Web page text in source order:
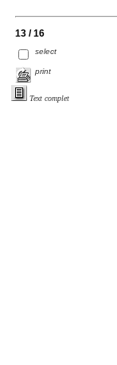
13 / 16
select
print
Text complet